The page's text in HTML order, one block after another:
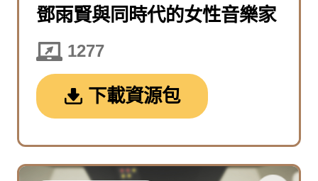
鄧雨賢與同時代的女性音樂家
1277
下載資源包